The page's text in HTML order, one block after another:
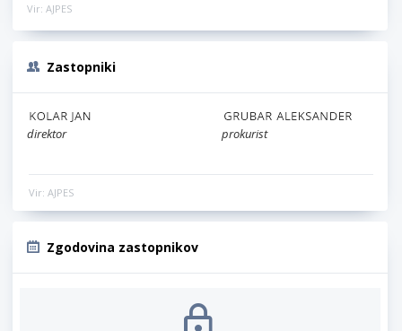
Vir: AJPES
Zastopniki
direktor prokurist
Vir: AJPES
Zgodovina zastopnikov